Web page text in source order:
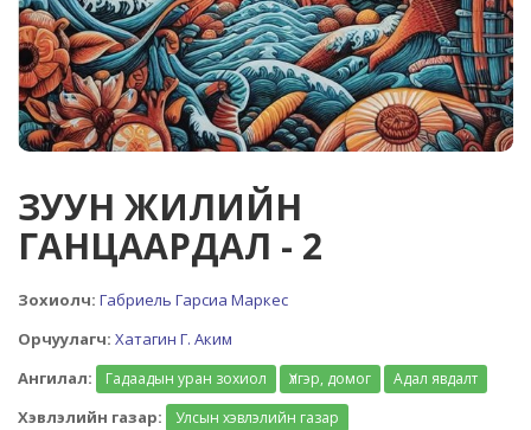
ЗУУН ЖИЛИЙН
ГАНЦААРДАЛ - 2
Зохиолч: Габриель Гарсиа Маркес
Орчуулагч: Хатагин Г. Аким
Ангилал:
Гадаадын уран зохиол Үлгэр, домог Адал явдалт
Хэвлэлийн газар:
Улсын хэвлэлийн газар